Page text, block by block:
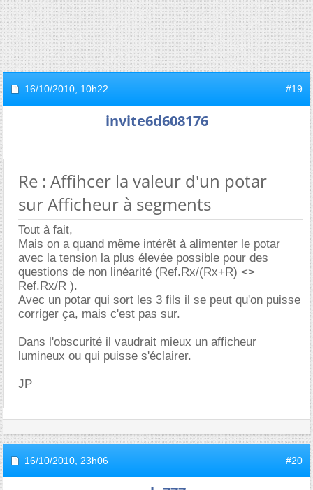
16/10/2010, 10h22 #19
invite6d608176
Re : Affihcer la valeur d'un potar
sur Afficheur à segments
Tout à fait,
Mais on a quand même intérêt à alimenter le potar
avec la tension la plus élevée possible pour des
questions de non linéarité (Ref.Rx/(Rx+R) <>
Ref.Rx/R ).
Avec un potar qui sort les 3 fils il se peut qu'on puisse
corriger ça, mais c'est pas sur.
Dans l'obscurité il vaudrait mieux un afficheur
lumineux ou qui puisse s'éclairer.
JP
16/10/2010, 23h06 #20